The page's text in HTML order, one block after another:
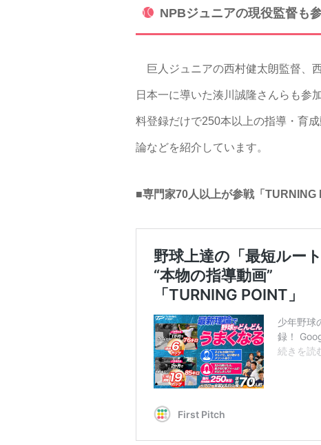
NPBジュニアの現役監督も
巨人ジュニアの西村健太朗監督、
日本一に導いた湊川誠隆さんらも参
料登録だけで250本以上の指導・育
論などを紹介しています。
■専門家70人以上が参戦「TURNING